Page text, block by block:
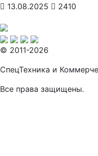
13.08.2025
2410
© 2011-2026
СпецТехника и
Все права защищены.